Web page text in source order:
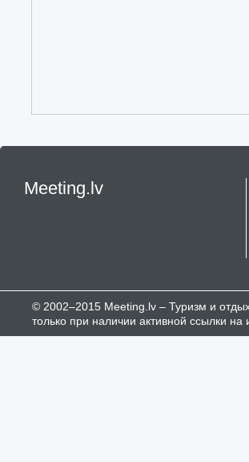
Meeting.lv
© 2002–2015 Meeting.lv – Туризм и
только при наличии активной ссылки на